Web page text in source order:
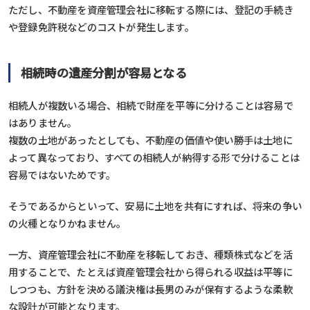
ただし、不動産を資産管理会社に移転する際には、登記の手続き
や登録免許税などのコストが発生します。
相続時の遺産分割が容易となる
相続人が複数いる場合、相続で財産を平等に分けることは容易で
はありません。
複数の土地があったとしても、不動産の価値や使い勝手は土地に
よって異なっており、すべての相続人が納得する形で分けることは
容易ではないためです。
そうであるからといって、安易に土地を共有にすれば、将来の争い
の火種となりかねません。
一方、資産管理会社に不動産を移転しておき、種類株式などを活
用することで、たとえば資産管理会社から得られる収益は平等に
しつつも、方針を決める議決権は長男のみが保有するような柔軟
な設計が可能となります。